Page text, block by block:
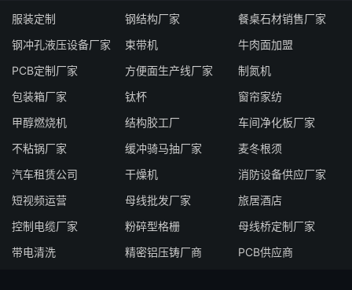
服装定制 钢结构厂家
餐桌石材销售厂家
钢冲孔液压设备厂家
束带机
牛肉面加盟
PCB定制厂家
方便面生产线厂家
制氮机
包装箱厂家
钛杯
窗帘家纺
甲醇燃烧机
结构胶工厂
车间净化板厂家
不粘锅厂家
缓冲骑马抽厂家
麦冬根须
汽车租赁公司
干燥机
消防设备供应厂家
短视频运营
母线批发厂家
旅居酒店
控制电缆厂家
粉碎型格栅
母线桥定制厂家
带电清洗
精密铝压铸厂商 PCB供应商